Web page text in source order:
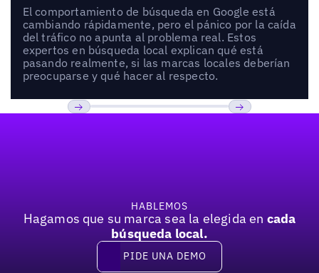
El comportamiento de búsqueda en Google está
cambiando rápidamente, pero el pánico por la caída
del tráfico no apunta al problema real. Estos
expertos en búsqueda local explican qué está
pasando realmente, si las marcas locales deberían
preocuparse y qué hacer al respecto.
HABLEMOS
Hagamos que su marca sea la elegida en cada
búsqueda local.
Pide una demo
PIDE UNA DEMO